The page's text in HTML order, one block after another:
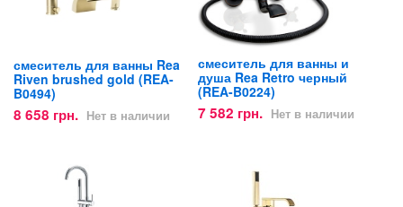
смеситель для ванны Rea
Riven brushed gold (REA-
B0494)
8 658 грн. Нет в наличии
смеситель для ванны и
душа Rea Retro черный
(REA-B0224)
7 582 грн. Нет в наличии